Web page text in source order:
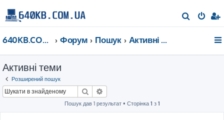
о
640KB.COM.UA Форум Пошук Активні теми
Активні теми
Розширений пошук
Пошук
Пошук дав 1 результат • Сторінка 1 з 1